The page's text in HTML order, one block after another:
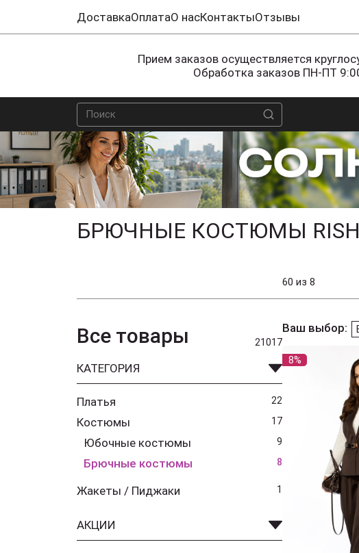
ДоставкаОплатаО насКонтактыОтзывы
Прием заказов осуществляется
Обработка заказов ПН-ПТ
БРЮЧНЫЕ КОСТЮМЫ
60 из 8
Все товары 21017
КАТЕГОРИЯ
Платья 22
Костюмы 17
Юбочные костюмы 9
Брючные костюмы 8
Жакеты / Пиджаки 1
АКЦИИ
Ваш выбор:
8%